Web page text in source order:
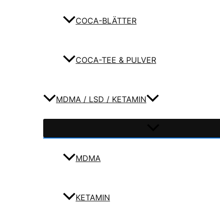
COCA-BLÄTTER
COCA-TEE & PULVER
MDMA / LSD / KETAMIN
MDMA
KETAMIN